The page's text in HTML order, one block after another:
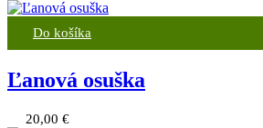
Do košíka
Ľanová osuška
20,00 €